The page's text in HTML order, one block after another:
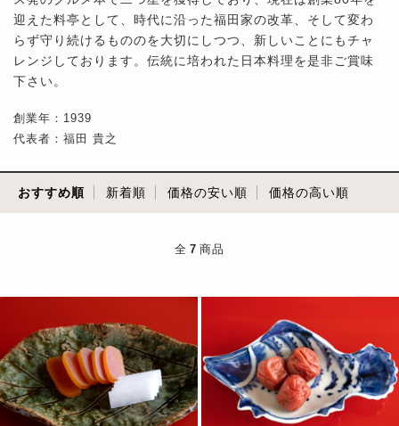
迎えた料亭として、時代に沿った福田家の改革、そして変わ
らず守り続けるもののを大切にしつつ、新しいことにもチャ
レンジしております。伝統に培われた日本料理を是非ご賞味
下さい。
創業年：1939
代表者：福田 貴之
おすすめ順 新着順 価格の安い順 価格の高い順
全 7 商品